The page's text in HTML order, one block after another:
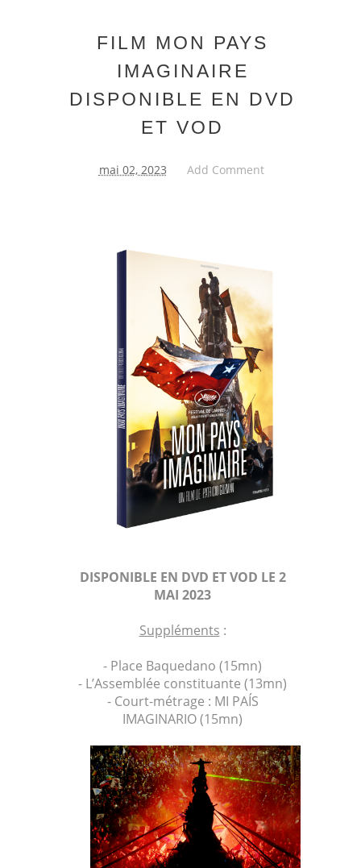
FILM MON PAYS
IMAGINAIRE
DISPONIBLE EN DVD
ET VOD
mai 02, 2023 Add Comment
DISPONIBLE EN DVD ET VOD LE 2
MAI 2023
Suppléments :
- Place Baquedano (15mn)
- L’Assemblée constituante (13mn)
- Court-métrage : MI PAÍS
IMAGINARIO (15mn)